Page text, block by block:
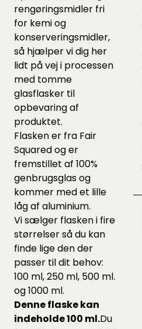
rengøringsmidler fri
for kemi og
konserveringsmidler,
så hjælper vi dig her
lidt på vej i processen
med tomme
glasflasker til
opbevaring af
produktet.
Flasken er fra Fair
Squared og er
fremstillet af 100%
genbrugsglas og
kommer med et lille
låg af aluminium.
Vi sælger flasken i fire
størrelser så du kan
finde lige den der
passer til dit behov:
100 ml, 250 ml, 500 ml.
og 1000 ml.
Denne flaske kan
indeholde 100 ml.Du